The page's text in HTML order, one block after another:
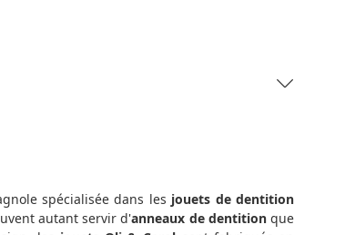
spécialisée dans les jouets de dentition
autant servir d'anneaux de dentitionque